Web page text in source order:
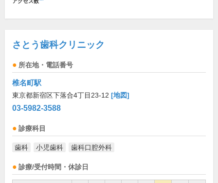
さとう歯科クリニック
所在地・電話番号
椎名町駅
東京都新宿区下落合4丁目23-12 [地図]
03-5982-3588
診療科目
歯科 小児歯科 歯科口腔外科
診療/受付時間・休診日